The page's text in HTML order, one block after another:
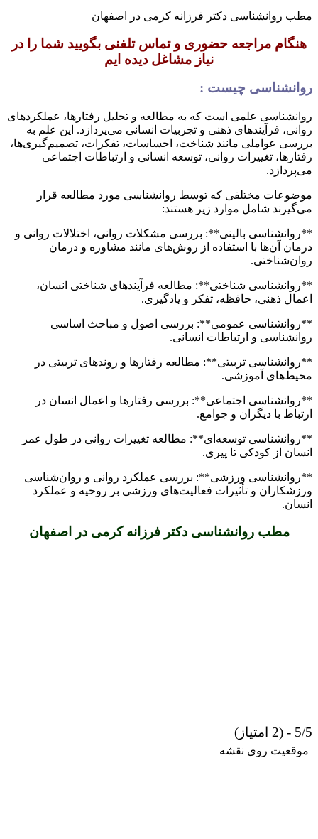
مطب روانشناسی دکتر فرزانه کرمی در اصفهان
هنگام مراجعه حضوری و تماس تلفنی بگویید شما را در
نیاز مشاغل دیده ایم
روانشناسی چیست :
روانشناسی علمی است که به مطالعه و تحلیل رفتارها، عملکردهای
روانی، فرآیندهای ذهنی و تجربیات انسانی می‌پردازد. این علم به
بررسی عواملی مانند شناخت، احساسات، تفکرات، تصمیم‌گیری‌ها،
رفتارها، تغییرات روانی، توسعه انسانی و ارتباطات اجتماعی
می‌پردازد.
موضوعات مختلفی که توسط روانشناسی مورد مطالعه قرار
می‌گیرند شامل موارد زیر هستند:
**روانشناسی بالینی**: بررسی مشکلات روانی، اختلالات روانی و
درمان آن‌ها با استفاده از روش‌های مانند مشاوره و درمان
روان‌شناختی.
**روانشناسی شناختی**: مطالعه فرآیندهای شناختی انسان،
اعمال ذهنی، حافظه، تفکر و یادگیری.
**روانشناسی عمومی**: بررسی اصول و مباحث اساسی
روانشناسی و ارتباطات انسانی.
**روانشناسی تربیتی**: مطالعه رفتارها و روندهای تربیتی در
محیط‌های آموزشی.
**روانشناسی اجتماعی**: بررسی رفتارها و اعمال انسان در
ارتباط با دیگران و جوامع.
**روانشناسی توسعه‌ای**: مطالعه تغییرات روانی در طول عمر
انسان از کودکی تا پیری.
**روانشناسی ورزشی**: بررسی عملکرد روانی و روان‌شناسی
ورزشکاران و تأثیرات فعالیت‌های ورزشی بر روحیه و عملکرد
انسان.
مطب روانشناسی دکتر فرزانه کرمی در اصفهان
5/5 - (2 امتیاز)
موقعیت روی نقشه